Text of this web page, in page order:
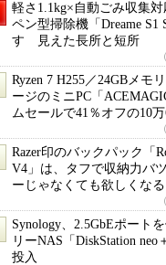
軽さ1.1kg×自動ごみ収集
ペン型掃除機「Dreame S1
す 見えた長所と短所
Ryzen 7 H255／24GBメモ
ージのミニPC「
ムセールで41％オフの10
Razer印のバックパック「
V4」は、タフで収納力バ
ーじゃなくても欲しくなる
Synology、2.5GbEポート
リーNAS「DiskStation neo
投入